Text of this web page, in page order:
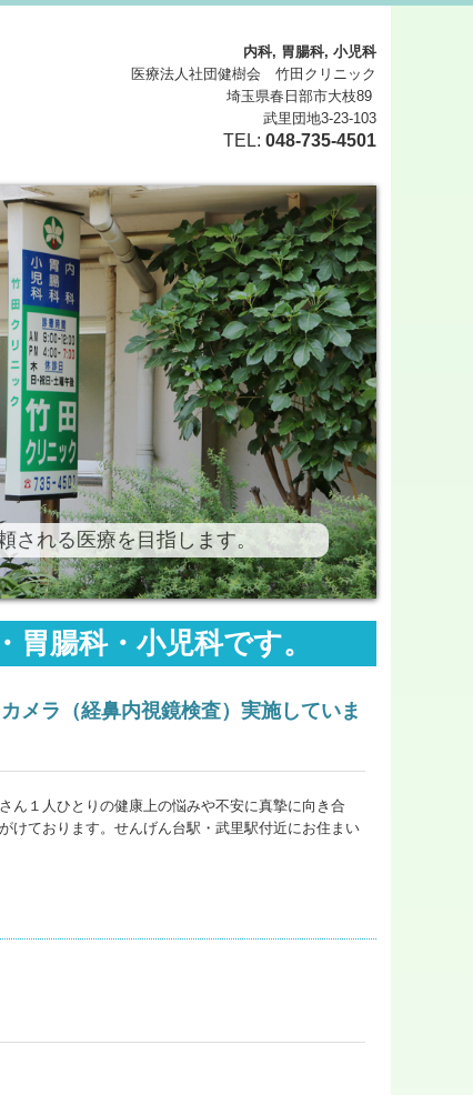
内科, 胃腸科, 小児科
医療法人社団健樹会 竹田クリニック
埼玉県春日部市大枝89
武里団地3-23-103
TEL: 048-735-4501
される医療を目指します。
胃腸科・小児科です。
メラ（経鼻内視鏡検査）実施していま
ん１人ひとりの健康上の悩みや不安に真摯に向き合
けております。せんげん台駅・武里駅付近にお住まい